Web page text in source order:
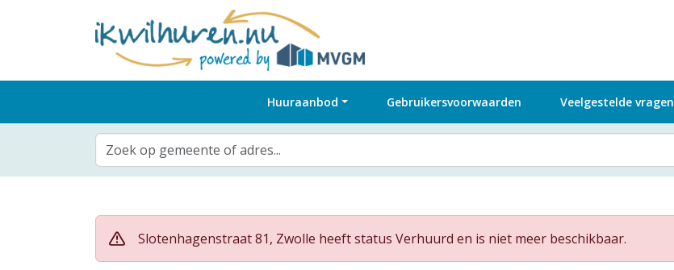
Huuraanbod Gebruikersvoorwaarden Veelgestelde vragen
Zoek op gemeente of adres...
Slotenhagenstraat 81, Zwolle heeft status Verhuurd en is niet meer beschikbaar.